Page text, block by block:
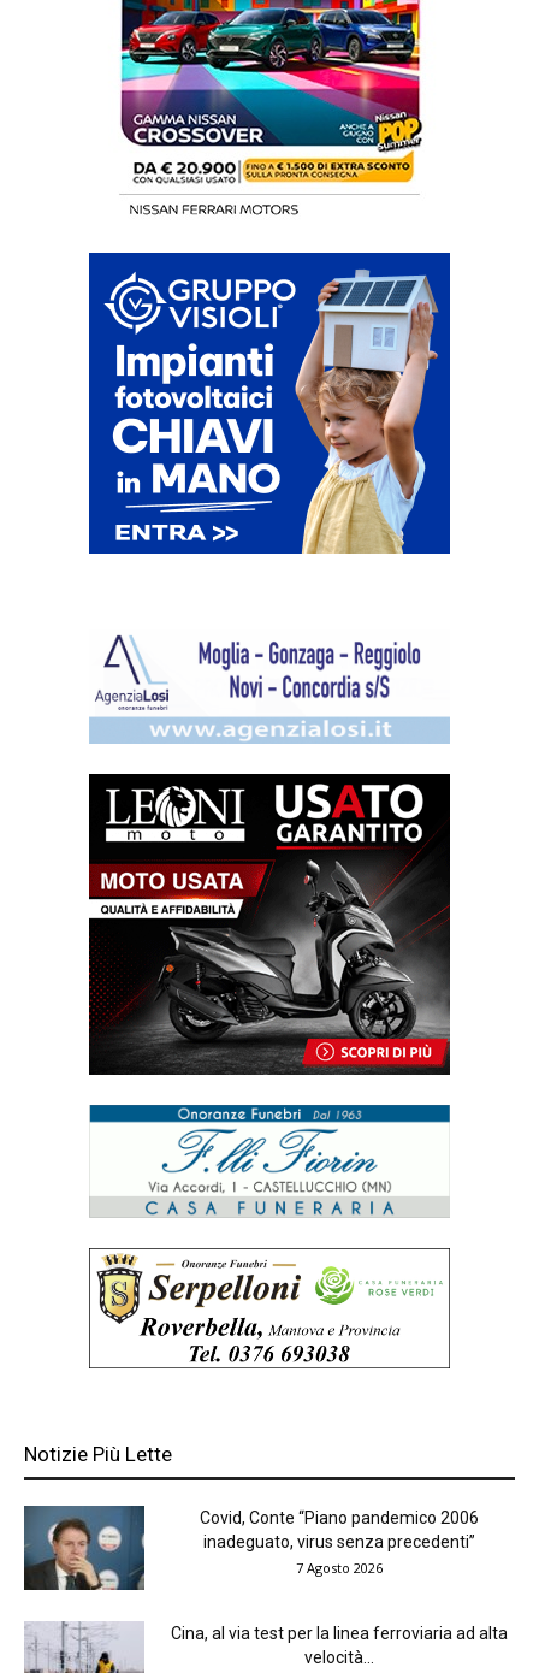
Notizie Più Lette
Covid, Conte “Piano pandemico 2006
inadeguato, virus senza precedenti”
7 Agosto 2026
Cina, al via test per la linea ferroviaria ad alta
velocità...